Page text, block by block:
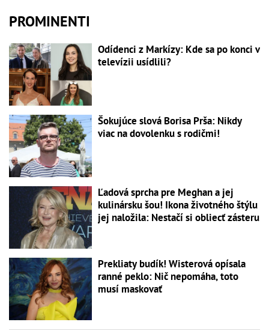
PROMINENTI
Odídenci z Markízy: Kde sa po konci v
televízii usídlili?
Šokujúce slová Borisa Prša: Nikdy
viac na dovolenku s rodičmi!
Ľadová sprcha pre Meghan a jej
kulinársku šou! Ikona životného štýlu
jej naložila: Nestačí si obliecť zásteru
Prekliaty budík! Wisterová opísala
ranné peklo: Nič nepomáha, toto
musí maskovať